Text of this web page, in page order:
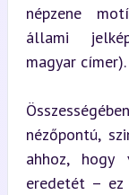
népzene
állami
magyar címer).
nézőpontú,
ahhoz, hogy
eredetét – ez